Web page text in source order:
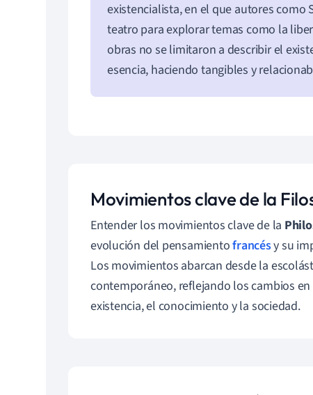
existencialista, en el que autores como
teatro para explorar temas como la
obras no se limitaron a describir el
esencia, haciendo tangibles y
Movimientos clave de la
Entender los movimientos clave de la
evolución del pensamientofrancésy su
Los movimientos abarcan desde la
contemporáneo, reflejando los cambios
existencia, el conocimiento y la sociedad.